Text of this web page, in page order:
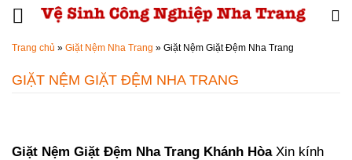
Đến nội dung chính
Trang chủ » Giặt Nệm Nha Trang » Giặt Nệm Giặt Đệm Nha Trang
GIẶT NỆM GIẶT ĐỆM NHA TRANG
Giặt Nệm Giặt Đệm Nha Trang Khánh Hòa Xin kính